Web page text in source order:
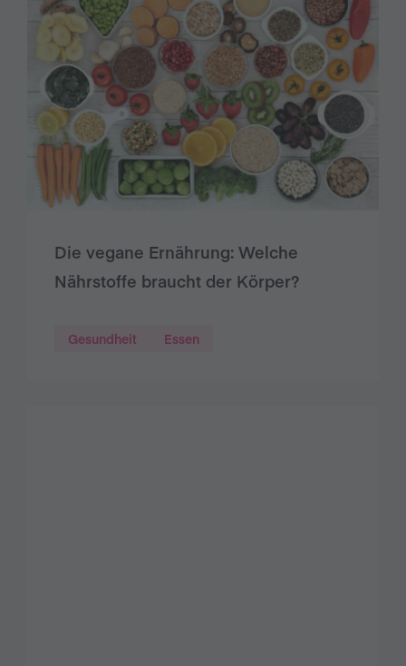
Die vegane Ernährung: Welche
Nährstoffe braucht der Körper?
Gesundheit Essen